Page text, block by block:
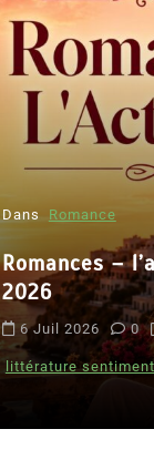
Dans Romance
Romances –
2026
6 Juil 2026 0
littérature